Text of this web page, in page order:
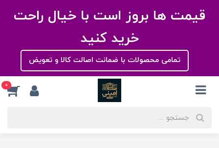
قیمت ها بروز است با خیال راحت
خرید کنید
تمامی محصولات با ضمانت اصالت کالا و تعویض
0